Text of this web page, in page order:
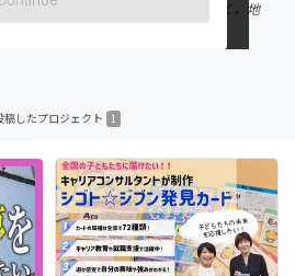
窓会団体です。 同窓会運営だけでなく，地
できるまちをめざします！
稿したプロジェクト 1